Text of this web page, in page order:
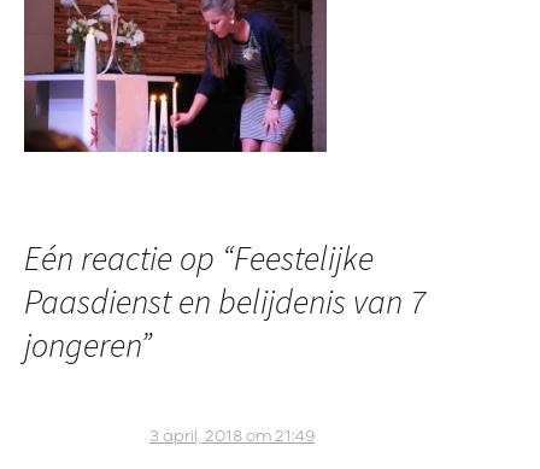
Eén reactie op “Feestelijke
Paasdienst en belijdenis van 7
jongeren”
3 april, 2018 om 21:49